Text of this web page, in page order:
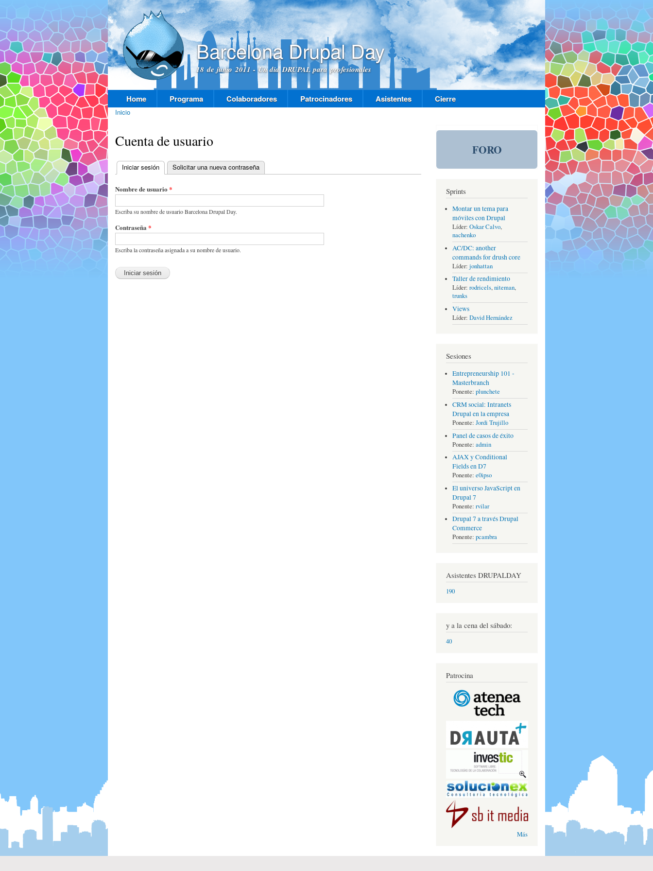
Pasar al
contenido
principal
Barcelona Drupal Day
18 de junio 2011 - Un dia DRUPAL para profesionales
Menú principal
Home Programa Colaboradores Patrocinadores Asistentes Cierre
Inicio
Cuenta de usuario
Solapas principales
Iniciar sesión (solapa activa)
Solicitar una nueva contraseña
Nombre de usuario *
Escriba su nombre de usuario Barcelona Drupal Day.
Contraseña *
Escriba la contraseña asignada a su nombre de usuario.
FORO
Sprints
Montar un tema para
móviles con Drupal
Líder: Oskar Calvo,
nachenko
AC/DC: another
commands for drush core
Líder: jonhattan
Taller de rendimiento
Líder: rodricels,niteman,
trunks
Views
Líder: David Hernández
Sesiones
Entrepreneurship 101 -
Masterbranch
Ponente: plunchete
CRM social: Intranets
Drupal en la empresa
Ponente: Jordi Trujillo
Panel de casos de éxito
Ponente: admin
AJAX y Conditional
Fields en D7
Ponente: e0ipso
El universo JavaScript en
Drupal 7
Ponente: rvilar
Drupal 7 a través Drupal
Commerce
Ponente: pcambra
Asistentes DRUPALDAY
190
y a la cena del sábado:
40
Patrocina
Más